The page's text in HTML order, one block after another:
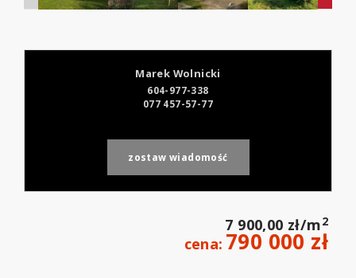
Marek Wolnicki
604-977-338
077 457-57-77
zostaw wiadomość
7 900,00 zł/m2
cena: 790 000 zł